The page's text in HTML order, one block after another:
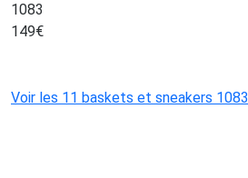
1083
149€
Voir les 11 baskets et sneakers 1083